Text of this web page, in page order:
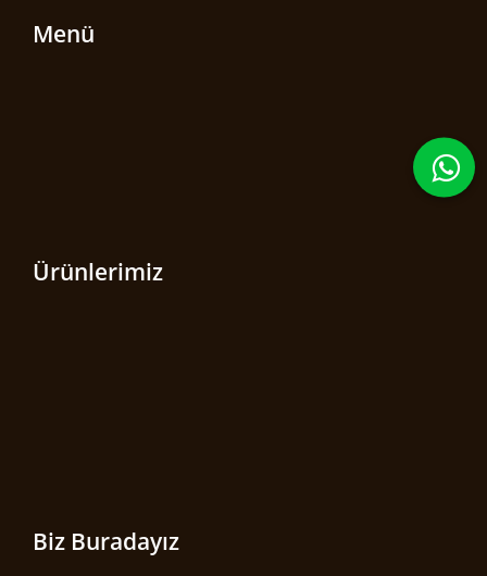
Menü
Ürünlerimiz
Biz Buradayız